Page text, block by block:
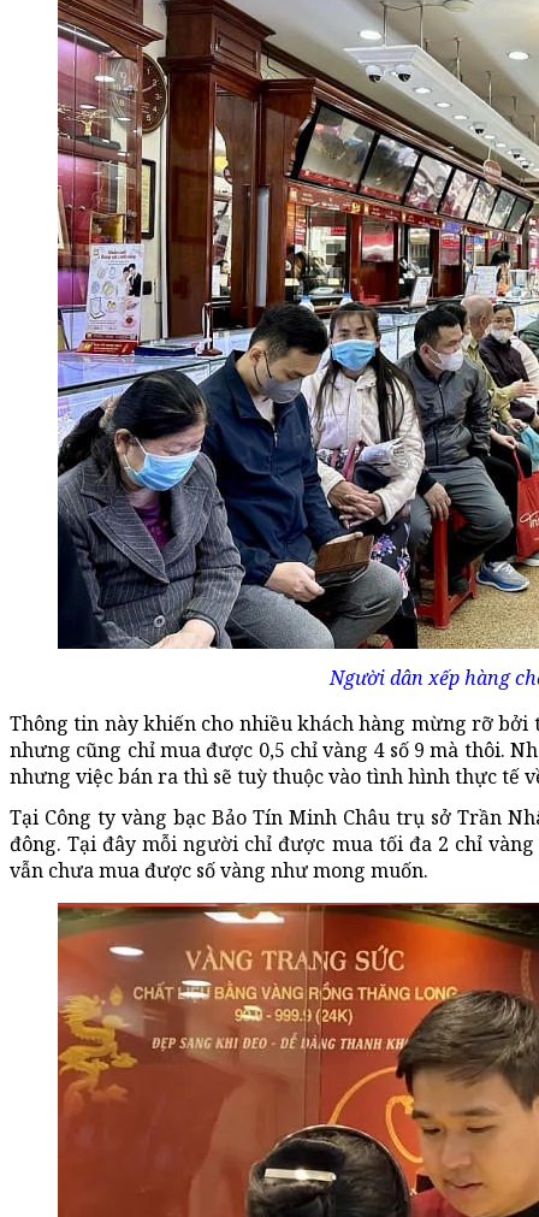
Người dân xếp hàng
Thông tin này khiến cho nhiều khách hàng mừng rỡ
nhưng cũng chỉ mua được 0,5 chỉ vàng 4 số 9 mà thôi.
nhưng việc bán ra thì sẽ tuỳ thuộc vào tình hình thực tế
Tại Công ty vàng bạc Bảo Tín Minh Châu trụ sở Trần
đông. Tại đây mỗi người chỉ được mua tối đa 2 chỉ
vẫn chưa mua được số vàng như mong muốn.